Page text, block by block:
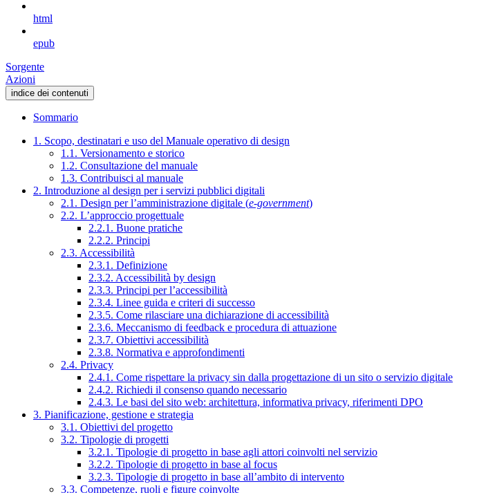
html
epub
Sorgente
Azioni
indice dei contenuti
Sommario
1. Scopo, destinatari e uso del Manuale operativo di design
1.1. Versionamento e storico
1.2. Consultazione del manuale
1.3. Contribuisci al manuale
2. Introduzione al design per i servizi pubblici digitali
2.1. Design per l’amministrazione digitale (e-government)
2.2. L’approccio progettuale
2.2.1. Buone pratiche
2.2.2. Principi
2.3. Accessibilità
2.3.1. Definizione
2.3.2. Accessibilità by design
2.3.3. Principi per l’accessibilità
2.3.4. Linee guida e criteri di successo
2.3.5. Come rilasciare una dichiarazione di accessibilità
2.3.6. Meccanismo di feedback e procedura di attuazione
2.3.7. Obiettivi accessibilità
2.3.8. Normativa e approfondimenti
2.4. Privacy
2.4.1. Come rispettare la privacy sin dalla progettazione di un sito o servizio digitale
2.4.2. Richiedi il consenso quando necessario
2.4.3. Le basi del sito web: architettura, informativa privacy, riferimenti DPO
3. Pianificazione, gestione e strategia
3.1. Obiettivi del progetto
3.2. Tipologie di progetti
3.2.1. Tipologie di progetto in base agli attori coinvolti nel servizio
3.2.2. Tipologie di progetto in base al focus
3.2.3. Tipologie di progetto in base all’ambito di intervento
3.3. Competenze, ruoli e figure coinvolte